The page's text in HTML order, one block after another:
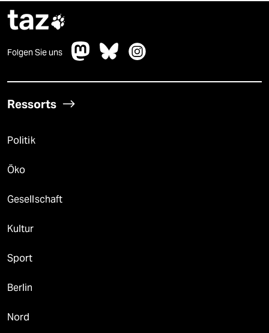
taz
Folgen Sie uns
Ressorts
Politik
Öko
Gesellschaft
Kultur
Sport
Berlin
Nord